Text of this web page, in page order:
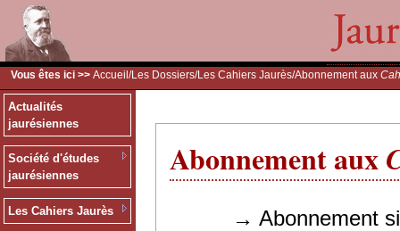
Vous êtes ici >> Accueil /Les Dossiers/Les Cahiers Jaurès/Abonnement aux
Actualités
jaurésiennes
Société d'études
jaurésiennes
Les Cahiers Jaurès
Abonnement aux
→ Abonnement